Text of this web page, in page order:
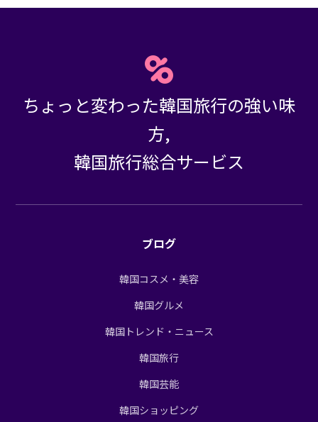
ちょっと変わった韓国旅行の強い味
方,
韓国旅行総合サービス
ブログ
韓国コスメ・美容
韓国グルメ
韓国トレンド・ニュース
韓国旅行
韓国芸能
韓国ショッピング